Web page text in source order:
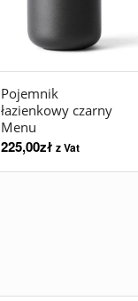
Pojemnik
łazienkowy czarny
Menu
225,00zł z Vat